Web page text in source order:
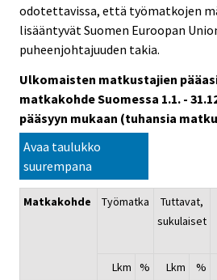
odotettavissa, että työmatkojen
lisääntyvät Suomen Euroopan
puheenjohtajuuden takia.
Ulkomaisten matkustajien
matkakohde Suomessa 1.1. -
pääsyyn mukaan (tuhansia
Avaa taulukko
suurempana
Matkakohde Työmatka
Tuttavat,
sukulaiset
Lkm % Lkm %